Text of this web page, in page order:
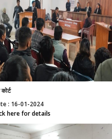
: 16-01-2024
here for details